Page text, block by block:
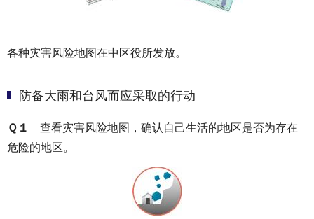
各种灾害风险地图在中区役所发放。
防备大雨和台风而应采取的行动
Ｑ１ 查看灾害风险地图，确认自己生活的地区是否为存在
危险的地区。